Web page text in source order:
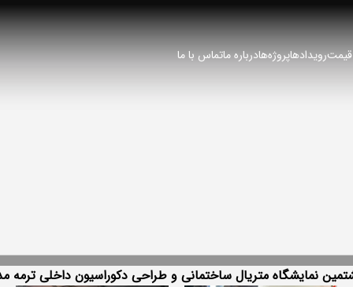
قیمترویدادهاپروژه‌هادرباره ماتماس با ما
نمایشگاه متریال ساختمانی و طراحی دکوراسیون داخلی ترمه